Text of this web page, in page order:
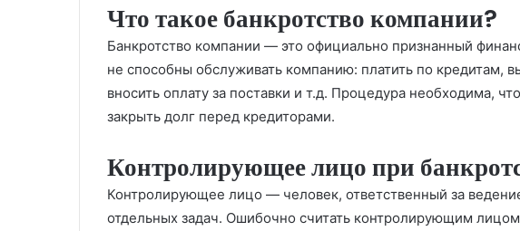
Что такое банкротство компании?
Банкротство компании — это официально признанный
не способны обслуживать компанию: платить по кредитам,
вносить оплату за поставки и т.д. Процедура необходима,
закрыть долг перед кредиторами.
Контролирующее лицо при
Контролирующее лицо — человек, ответственный за
отдельных задач. Ошибочно считать контролирующим